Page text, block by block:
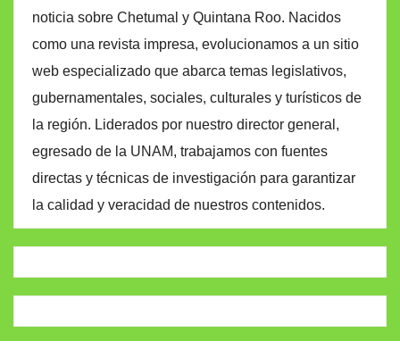
noticia sobre Chetumal y Quintana Roo. Nacidos
como una revista impresa, evolucionamos a un sitio
web especializado que abarca temas legislativos,
gubernamentales, sociales, culturales y turísticos de
la región. Liderados por nuestro director general,
egresado de la UNAM, trabajamos con fuentes
directas y técnicas de investigación para garantizar
la calidad y veracidad de nuestros contenidos.